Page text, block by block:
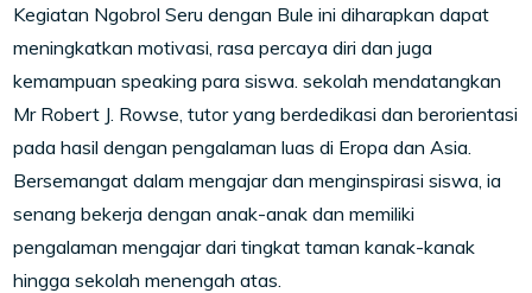
Kegiatan Ngobrol Seru dengan Bule ini diharapkan dapat
meningkatkan motivasi, rasa percaya diri dan juga
kemampuan speaking para siswa. sekolah mendatangkan
Mr Robert J. Rowse, tutor yang berdedikasi dan berorientasi
pada hasil dengan pengalaman luas di Eropa dan Asia.
Bersemangat dalam mengajar dan menginspirasi siswa, ia
senang bekerja dengan anak-anak dan memiliki
pengalaman mengajar dari tingkat taman kanak-kanak
hingga sekolah menengah atas.